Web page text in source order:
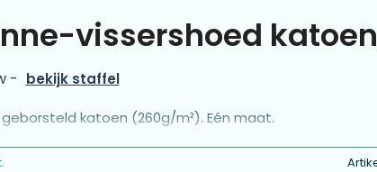
vissershoed
- bekijk staffel
katoen (260g/m²). Eén maat.